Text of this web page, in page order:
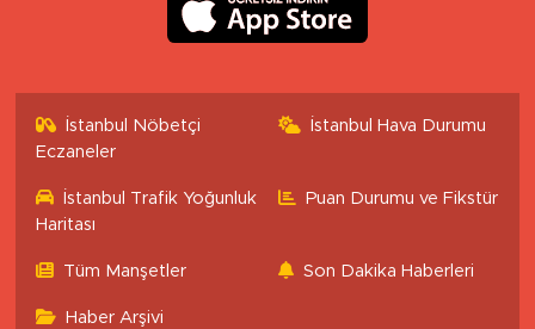
İstanbul Nöbetçi
Eczaneler
İstanbul Hava Durumu
İstanbul Trafik Yoğunluk
Haritası
Puan Durumu ve Fikstür
Tüm Manşetler Son Dakika Haberleri
Haber Arşivi